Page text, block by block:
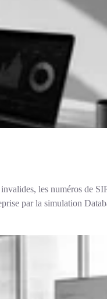
les numéros de
par la simulation